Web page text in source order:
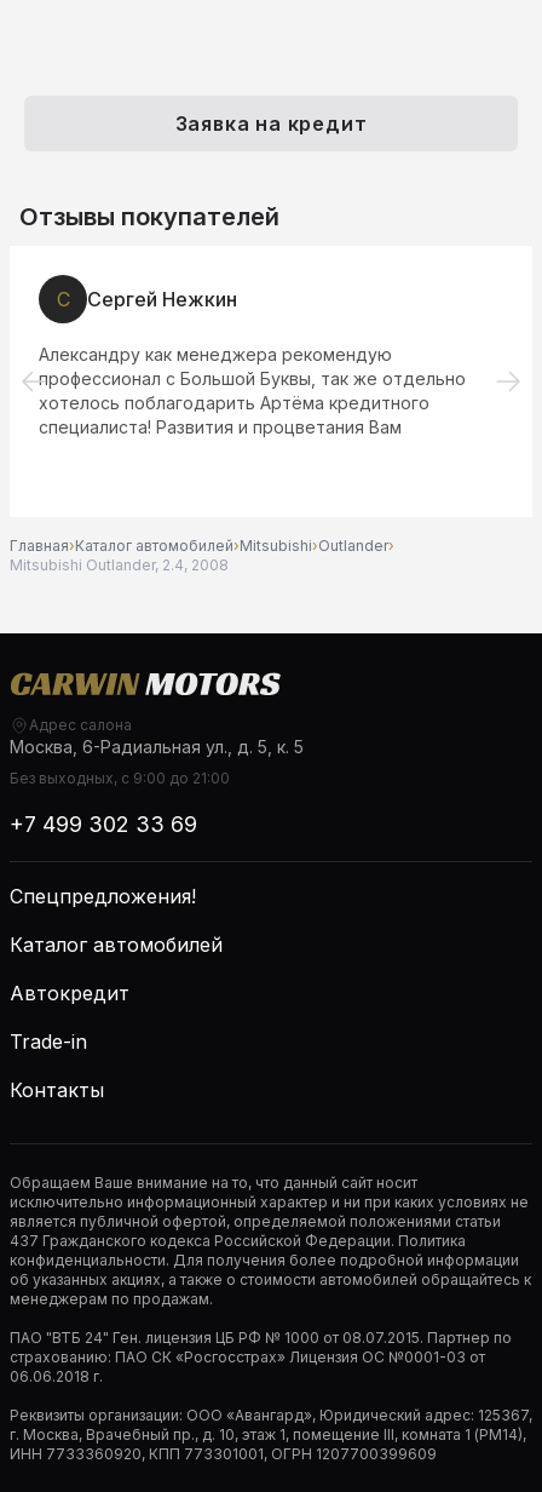
Заявка на кредит
Отзывы покупателей
С Сергей Нежкин
Александру как менеджера рекомендую
профессионал с Большой Буквы, так же отдельно
хотелось поблагодарить Артёма кредитного
специалиста! Развития и процветания Вам
Главная›Каталог автомобилей›Mitsubishi›Outlander›
Mitsubishi Outlander, 2.4, 2008
Адрес салона
Москва, 6-Радиальная ул., д. 5, к. 5
Без выходных, с 9:00 до 21:00
+7 499 302 33 69
Спецпредложения!
Каталог автомобилей
Автокредит
Trade-in
Контакты
Обращаем Ваше внимание на то, что данный сайт носит
исключительно информационный характер и ни при каких условиях не
является публичной офертой, определяемой положениями статьи
437 Гражданского кодекса Российской Федерации. Политика
конфиденциальности. Для получения более подробной информации
об указанных акциях, а также о стоимости автомобилей обращайтесь к
менеджерам по продажам.
ПАО "ВТБ 24" Ген. лицензия ЦБ РФ № 1000 от 08.07.2015. Партнер по
страхованию: ПАО СК «Росгосстрах» Лицензия ОС №0001-03 от
06.06.2018 г.
Реквизиты организации: ООО «Авангард», Юридический адрес: 125367,
г. Москва, Врачебный пр., д. 10, этаж 1, помещение III, комната 1 (РМ14),
ИНН 7733360920, КПП 773301001, ОГРН 1207700399609